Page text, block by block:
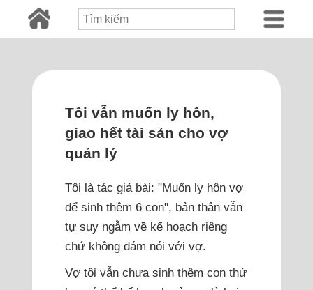
Tôi vẫn muốn ly hôn,
giao hết tài sản cho vợ
quản lý
Tôi là tác giả bài: "Muốn ly hôn vợ
để sinh thêm 6 con", bản thân vẫn
tự suy ngẫm về kế hoạch riêng
chứ không dám nói với vợ.
Vợ tôi vẫn chưa sinh thêm con thứ